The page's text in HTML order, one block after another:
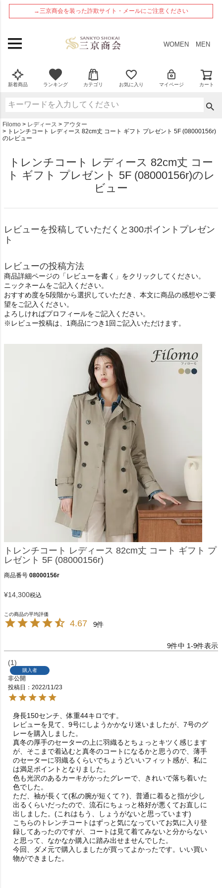
→三京商会を装った詐欺サイト・メールにご注意ください
WOMEN MEN
新着商品 ランキング カテゴリ お気に入り マイページ カート
Filomo レディース
アウター
トレンチコート レディース 82cm丈 コート ギフト プレゼント 5F (08000156r)
のレビュー
トレンチコート レディース 82cm丈 コー
ト ギフト プレゼント 5F (08000156r)のレ
ビュー
レビューを投稿していただくと300ポイントプレゼン
ト
レビューの投稿方法
商品詳細ページの「レビューを書く」をクリックしてください。
ニックネームをご記入ください。
おすすめ度を5段階から選択していただき、本文に商品の感想やご要
望をご記入ください。
よろしければプロフィールをご記入ください。
※レビュー投稿は、1商品につき1回ご記入いただけます。
トレンチコート レディース 82cm丈 コート ギフト プ
レゼント 5F (08000156r)
商品番号 08000156r
¥14,300税込
4.67 9
9件中 1-9件表示
1
購入者
非公開
投稿日
2022/11/23
身長150センチ、体重44キロです。
レビューを見て、9号にしようかかなり迷いましたが、7号のグ
レーを購入しました。
真冬の厚手のセーターの上に羽織るとちょっとキツく感じます
が、そこまで着込むと真冬のコートになるかと思うので、薄手
のセーターに羽織るくらいでちょうどいいフィット感が、私に
は満足ポイントとなりました。
色も光沢のあるカーキがかったグレーで、きれいで落ち着いた
色でした。
ただ、袖が長くて(私の腕が短くて？)、普通に着ると指が少し
出るくらいだったので、流石にちょっと格好が悪くてお直しに
出しました。(これはもう、しょうがないと思っています)
こちらのトレンチコートはずっと気になっていてお気に入り登
録してあったのですが、コートは見て着てみないと分からない
と思って、なかなか購入に踏み出せませんでした。
今回、ダメ元で購入しましたが買ってよかったです。いい買い
物ができました。
ペー